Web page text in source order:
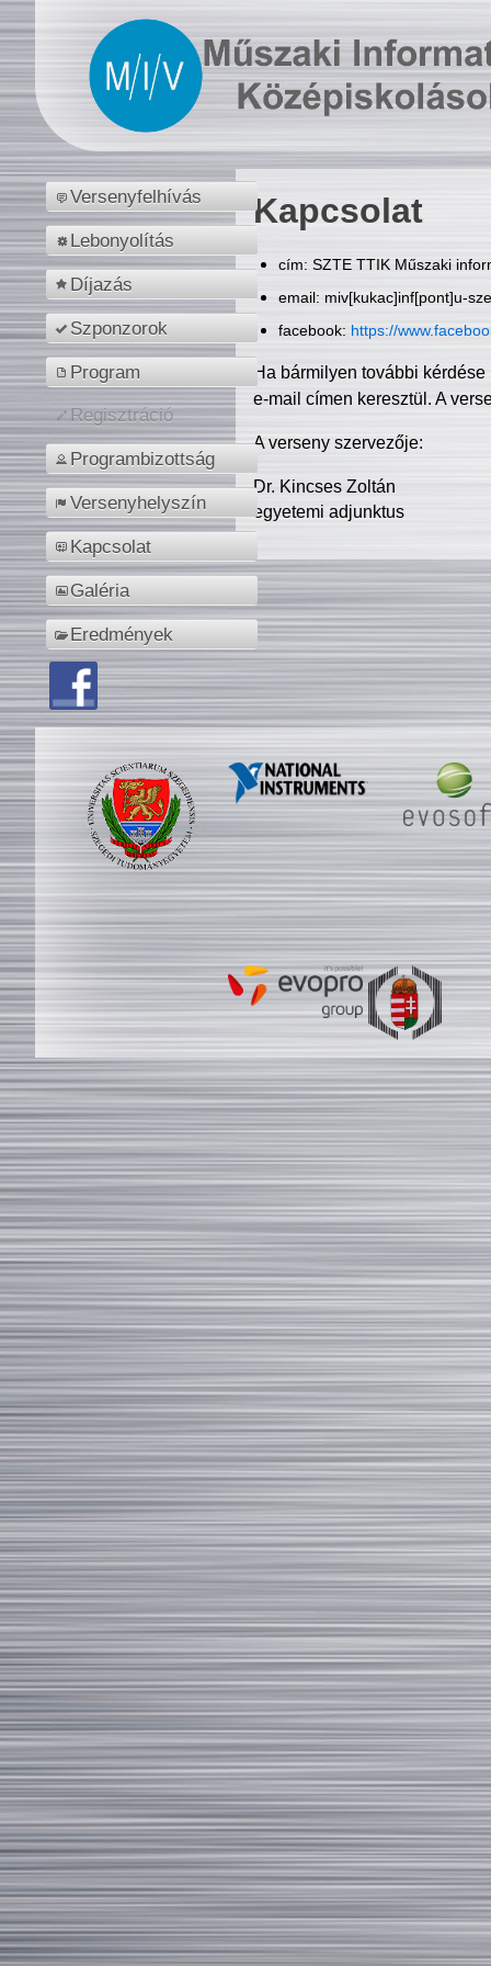
Versenyfelhívás
Lebonyolítás
Díjazás
Szponzorok
Program
Regisztráció
Programbizottság
Versenyhelyszín
Kapcsolat
Galéria
Eredmények
Kapcsolat
cím: SZTE TTIK Műszaki
email: miv[kukac]inf[pont]u-
facebook: https://
Ha bármilyen további
e-mail címen keresztül. A
A verseny szervezője:
Dr. Kincses Zoltán
egyetemi adjunktus